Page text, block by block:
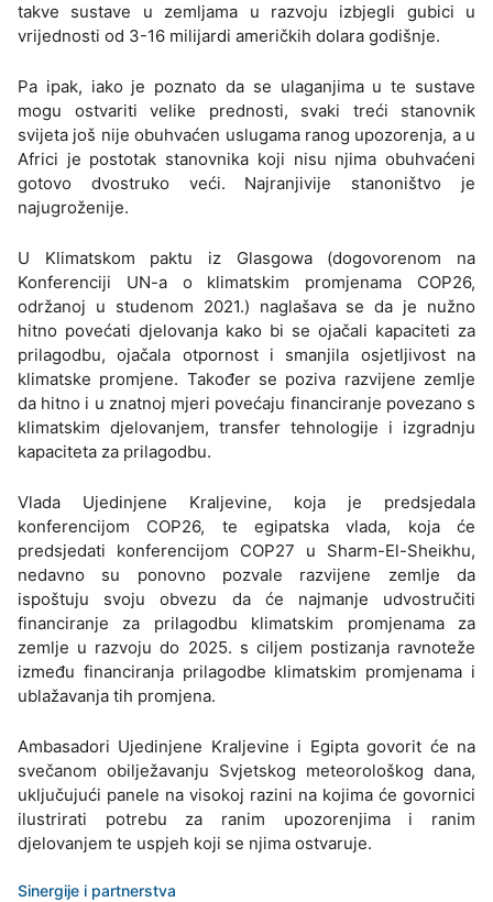
takve sustave u zemljama u razvoju izbjegli gubici u
vrijednosti od 3-16 milijardi američkih dolara godišnje.
Pa ipak, iako je poznato da se ulaganjima u te sustave
mogu ostvariti velike prednosti, svaki treći stanovnik
svijeta još nije obuhvaćen uslugama ranog upozorenja, a u
Africi je postotak stanovnika koji nisu njima obuhvaćeni
gotovo dvostruko veći. Najranjivije stanoništvo je
najugroženije.
U Klimatskom paktu iz Glasgowa (dogovorenom na
Konferenciji UN-a o klimatskim promjenama COP26,
održanoj u studenom 2021.) naglašava se da je nužno
hitno povećati djelovanja kako bi se ojačali kapaciteti za
prilagodbu, ojačala otpornost i smanjila osjetljivost na
klimatske promjene. Također se poziva razvijene zemlje
da hitno i u znatnoj mjeri povećaju financiranje povezano s
klimatskim djelovanjem, transfer tehnologije i izgradnju
kapaciteta za prilagodbu.
Vlada Ujedinjene Kraljevine, koja je predsjedala
konferencijom COP26, te egipatska vlada, koja će
predsjedati konferencijom COP27 u Sharm-El-Sheikhu,
nedavno su ponovno pozvale razvijene zemlje da
ispoštuju svoju obvezu da će najmanje udvostručiti
financiranje za prilagodbu klimatskim promjenama za
zemlje u razvoju do 2025. s ciljem postizanja ravnoteže
između financiranja prilagodbe klimatskim promjenama i
ublažavanja tih promjena.
Ambasadori Ujedinjene Kraljevine i Egipta govorit će na
svečanom obilježavanju Svjetskog meteorološkog dana,
uključujući panele na visokoj razini na kojima će govornici
ilustrirati potrebu za ranim upozorenjima i ranim
djelovanjem te uspjeh koji se njima ostvaruje.
Sinergije i partnerstva